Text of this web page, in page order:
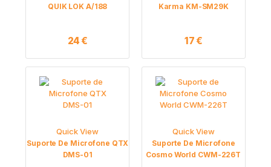
QUIK LOK A/188
24€
Karma KM-SM29K
17€
Quick View
Suporte De Microfone QTX
DMS-01
Quick View
Suporte De Microfone
Cosmo World CWM-226T